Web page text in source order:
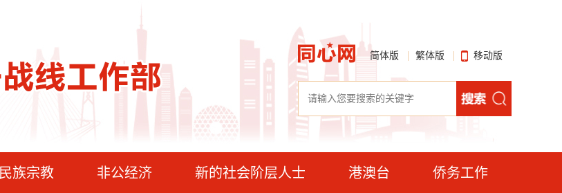
简体版 繁体版 移动版
民族宗教 非公经济 新的社会阶层人士 港澳台 侨务工作